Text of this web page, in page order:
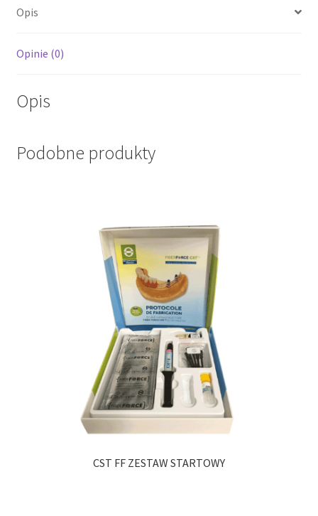
Opis
Opinie (0)
Opis
Podobne produkty
CST FF ZESTAW STARTOWY